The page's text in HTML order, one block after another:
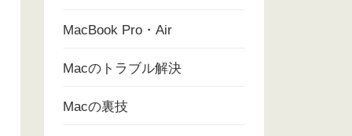
MacBook Pro・Air
Macのトラブル解決
Macの裏技